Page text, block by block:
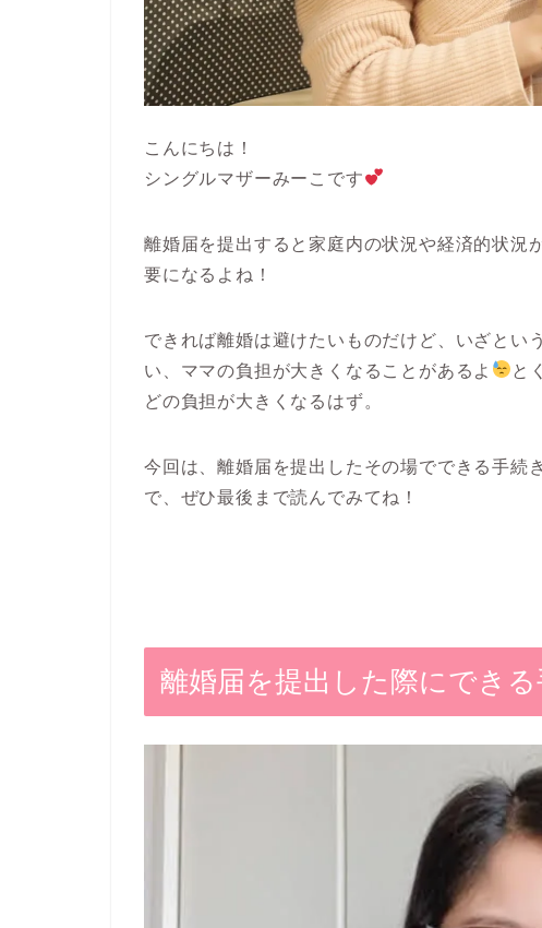
こんにちは！
シングルマザーみーこです
離婚届を提出すると家庭内の状況や経済的状況
要になるよね！
できれば離婚は避けたいものだけど、いざとい
い、ママの負担が大きくなることがあるよ
と
どの負担が大きくなるはず。
今回は、離婚届を提出したその場でできる手続き
で、ぜひ最後まで読んでみてね！
離婚届を提出した際にできる